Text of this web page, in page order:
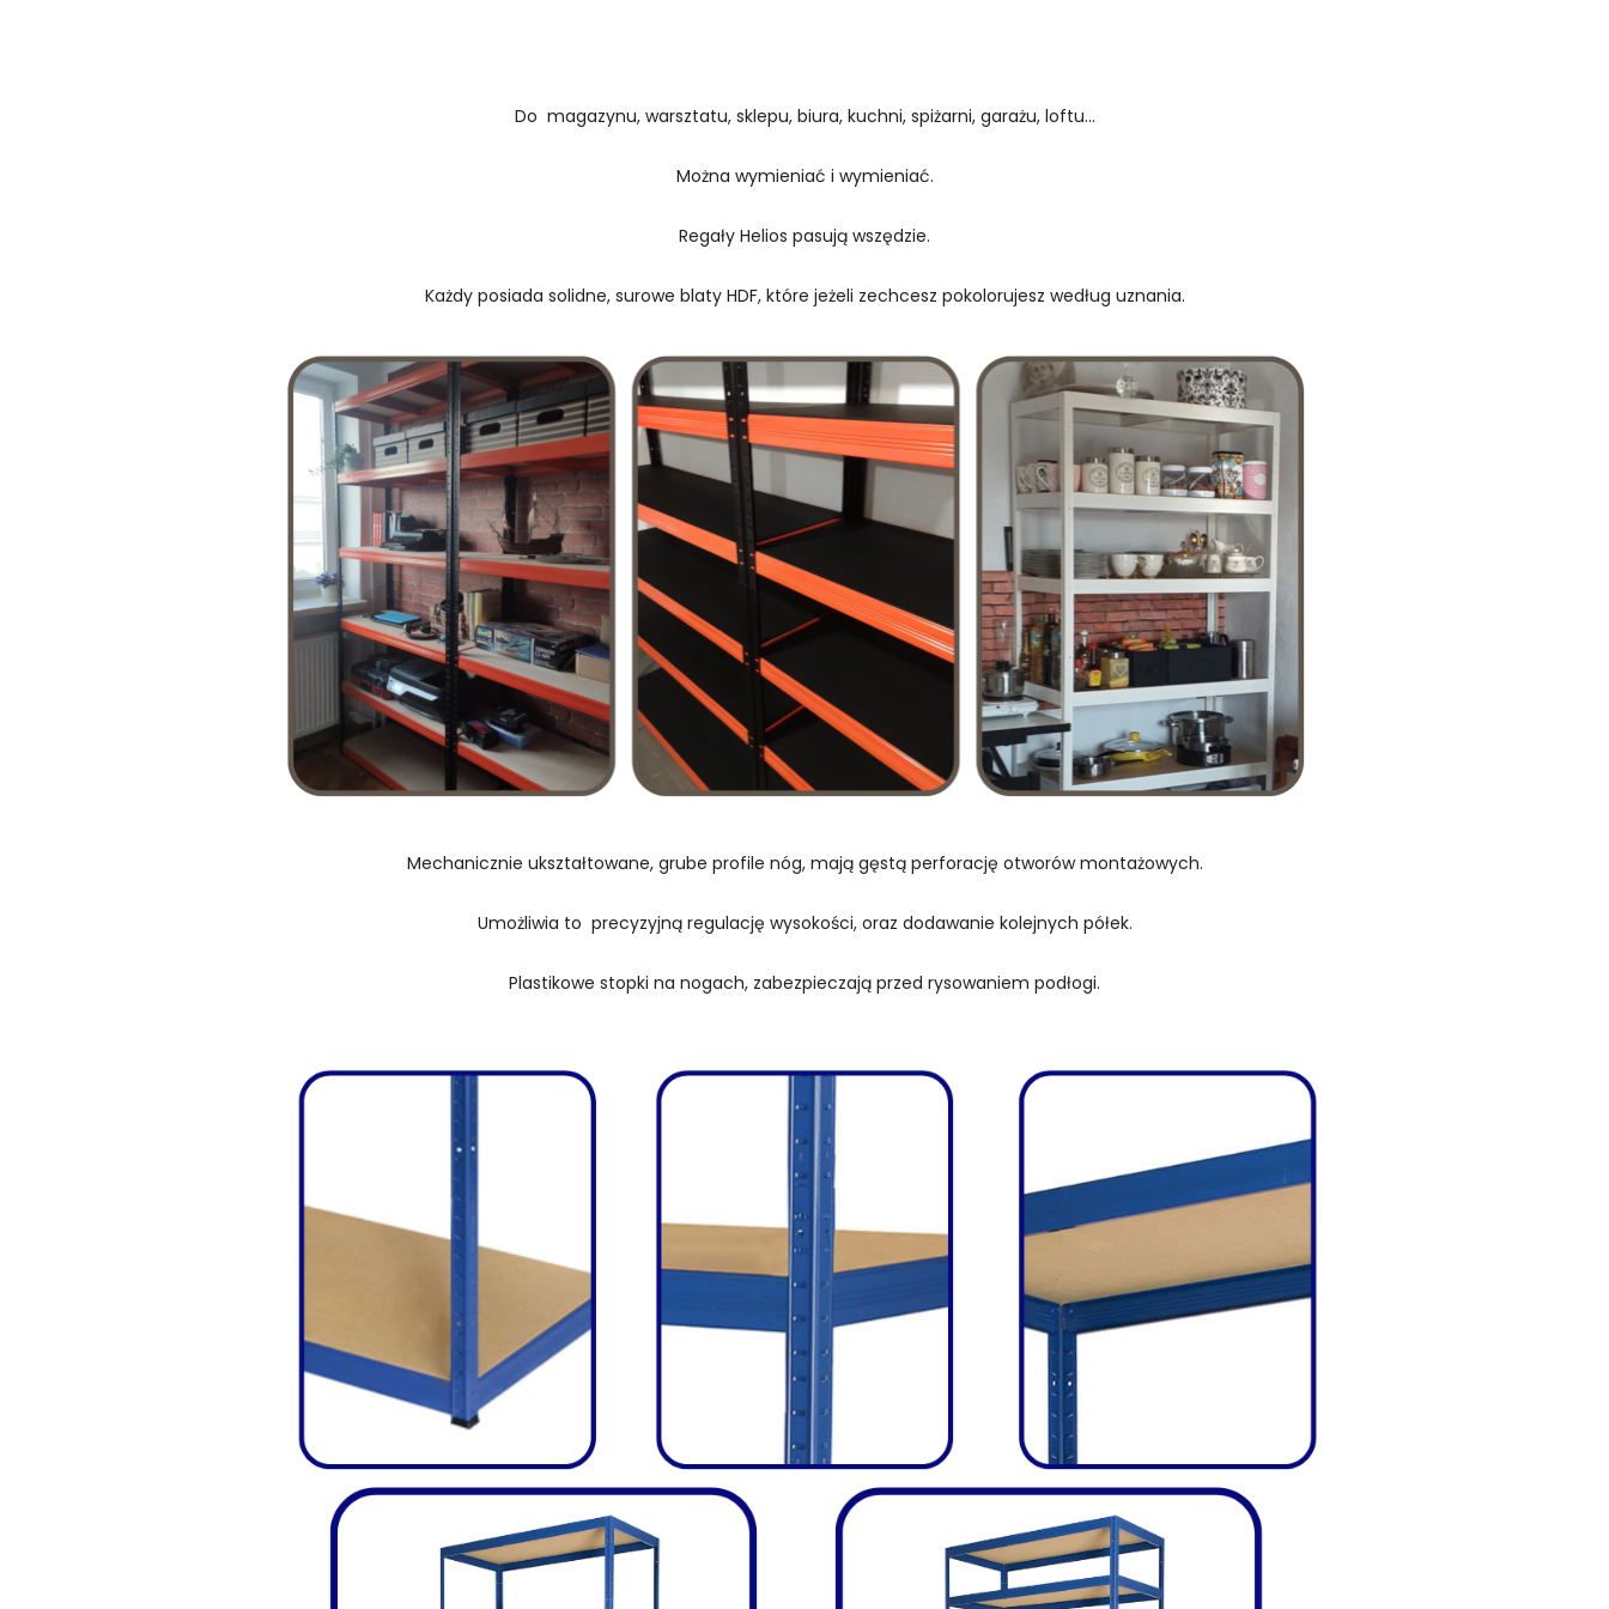
Do magazynu, warsztatu, sklepu, biura, kuchni, spiżarni, garażu, loftu...
Można wymieniać i wymieniać.
Regały Helios pasują wszędzie.
Każdy posiada solidne, surowe blaty HDF, które jeżeli zechcesz pokolorujesz według uznania.
Mechanicznie ukształtowane, grube profile nóg, mają gęstą perforację otworów montażowych.
Umożliwia to precyzyjną regulację wysokości, oraz dodawanie kolejnych półek.
Plastikowe stopki na nogach, zabezpieczają przed rysowaniem podłogi.